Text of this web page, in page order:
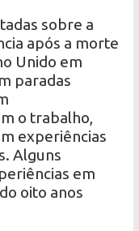
sobre a
após a morte
Unido em
paradas
o trabalho,
experiências
Alguns
em
oito anos